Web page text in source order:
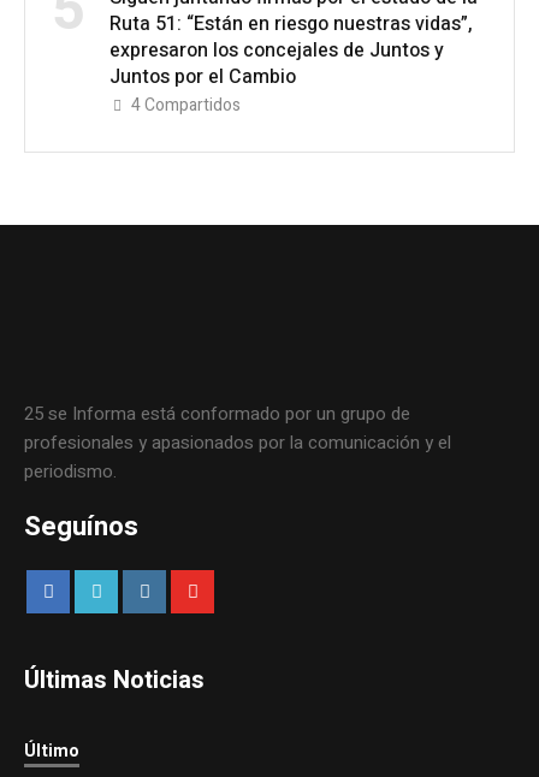
Ruta 51: “Están en riesgo nuestras vidas”,
expresaron los concejales de Juntos y
Juntos por el Cambio
4Compartidos
25 se Informa está conformado por un grupo de
profesionales y apasionados por la comunicación y el
periodismo.
Seguínos
Últimas Noticias
Último